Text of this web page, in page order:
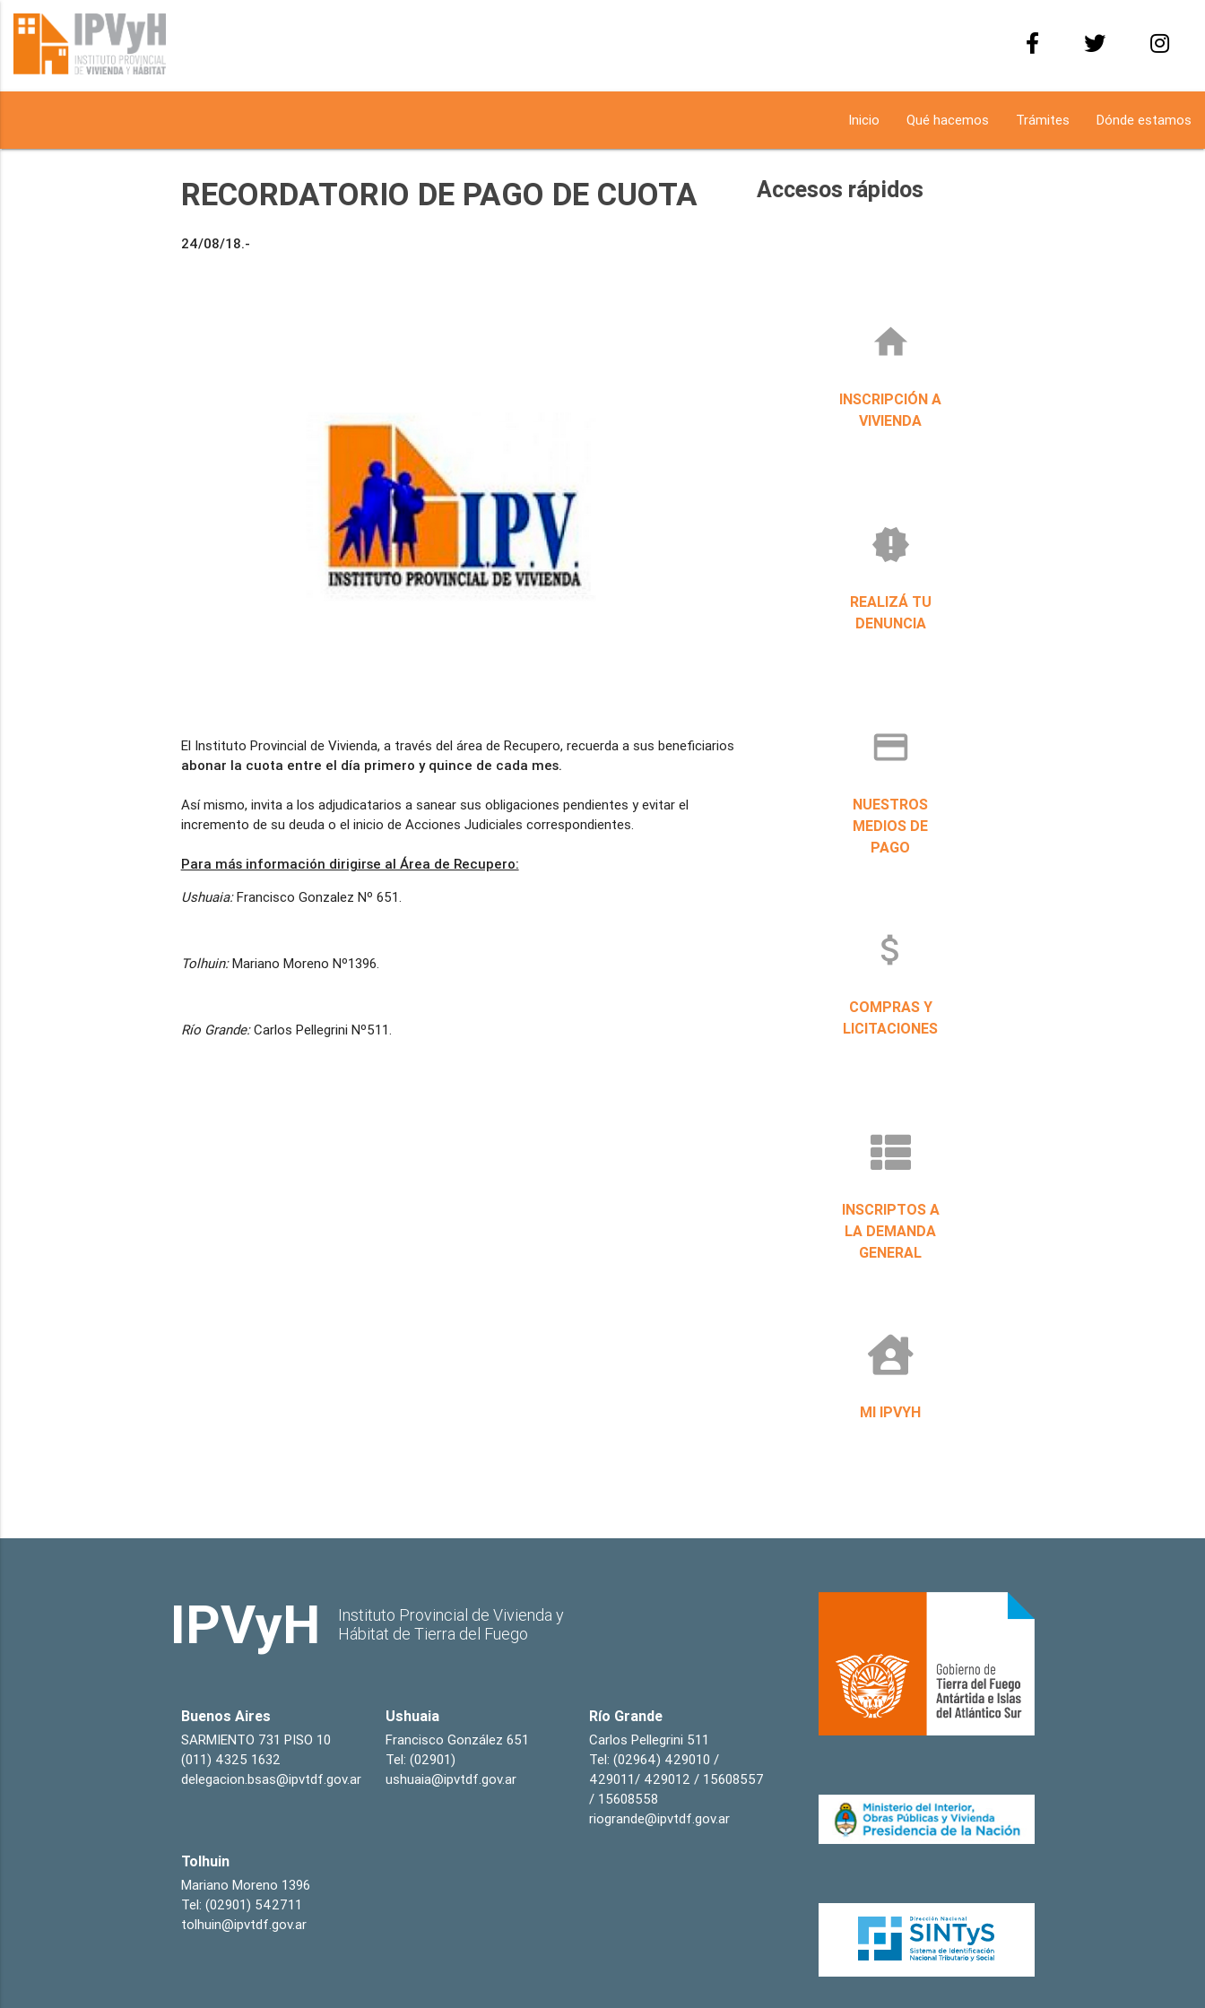
Inicio Qué hacemos Trámites Dónde estamos
RECORDATORIO DE PAGO DE CUOTA
24/08/18.-
El Instituto Provincial de Vivienda, a través del área de Recupero, recuerda a sus beneficiarios
abonar la cuota entre el día primero y quince de cada mes.
Así mismo, invita a los adjudicatarios a sanear sus obligaciones pendientes y evitar el
incremento de su deuda o el inicio de Acciones Judiciales correspondientes.
Para más información dirigirse al Área de Recupero:
Ushuaia:Francisco Gonzalez Nº 651.
Tolhuin:Mariano Moreno Nº1396.
Río Grande:Carlos Pellegrini Nº511.
Accesos rápidos
home
INSCRIPCIÓN A
VIVIENDA
new_releases
REALIZÁ TU
DENUNCIA
credit_card
NUESTROS
MEDIOS DE
PAGO
attach_money
COMPRAS Y
LICITACIONES
INSCRIPTOS A
LA DEMANDA
GENERAL
MI IPVYH
IPVyH
Instituto Provincial de Vivienda y
Hábitat de Tierra del Fuego
Buenos Aires
SARMIENTO 731 PISO 10
(011) 4325 1632
delegacion.bsas@ipvtdf.gov.ar
Ushuaia
Francisco González 651
Tel: (02901)
ushuaia@ipvtdf.gov.ar
Río Grande
Carlos Pellegrini 511
Tel: (02964) 429010 /
429011/ 429012 / 15608557
/ 15608558
riogrande@ipvtdf.gov.ar
Tolhuin
Mariano Moreno 1396
Tel: (02901) 542711
tolhuin@ipvtdf.gov.ar